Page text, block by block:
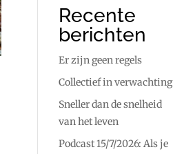
Recente
berichten
Er zijn geen regels
Collectief in verwachting
Sneller dan de snelheid
van het leven
Podcast 15/7/2026: Als je